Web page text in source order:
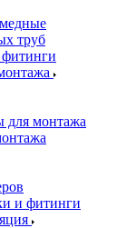
труб
для монтажа
и фитинги